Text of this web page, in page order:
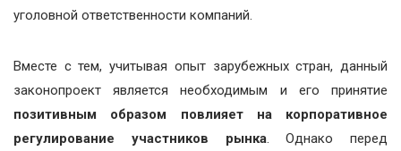
уголовной ответственности компаний.
Вместе с тем, учитывая опыт зарубежных стран, данный
законопроект является необходимым и его принятие
позитивным образом повлияет на корпоративное
регулирование участников рынка. Однако перед